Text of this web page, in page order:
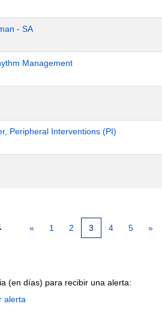
- SA
Management
Peripheral Interventions (PI)
« 1 2 3 4 5 »
(en días) para recibir una alerta:
alerta